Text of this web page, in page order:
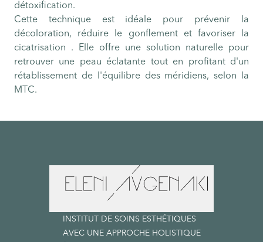
détoxification.
Cette technique est idéale pour prévenir la
décoloration, réduire le gonflement et favoriser la
cicatrisation . Elle offre une solution naturelle pour
retrouver une peau éclatante tout en profitant d'un
rétablissement de l'équilibre des méridiens, selon la
MTC.
INSTITUT DE SOINS ESTHÉTIQUES
AVEC UNE APPROCHE HOLISTIQUE